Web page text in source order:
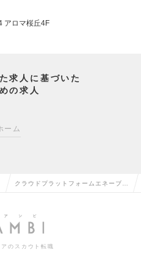
アロマ桜丘4F
求人に基づいた
の求人
ーム
クラウドプラットフォームエネーブル
ジニア／リーダー候補の求人情報
のスカウト転職